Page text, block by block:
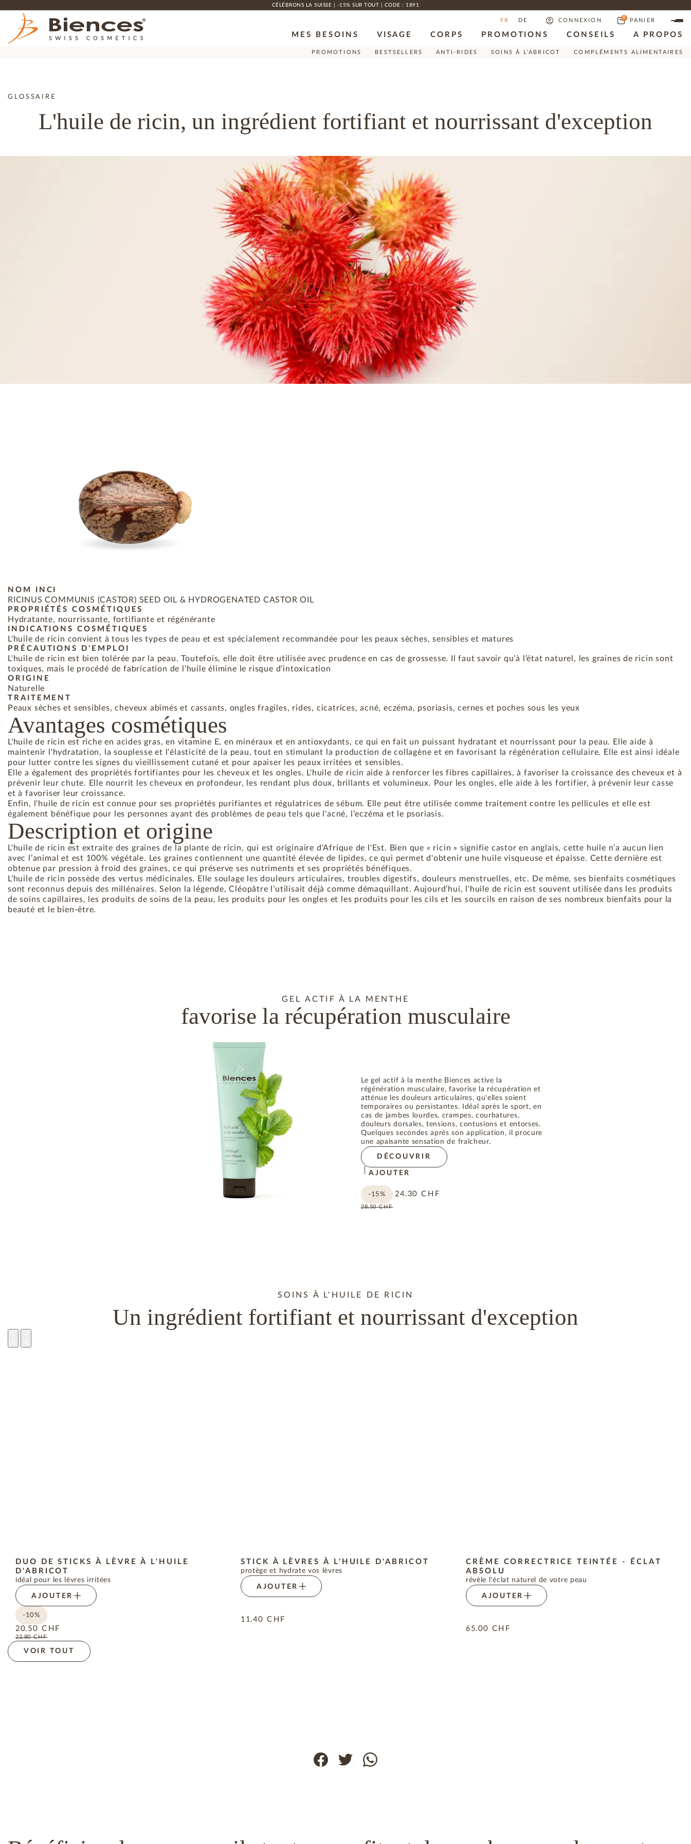
CÉLÉBRONS LA SUISSE | -15% SUR TOUT | CODE : 1891
FR DE CONNEXION 0 PANIER
MES BESOINS VISAGE CORPS PROMOTIONS CONSEILS A PROPOS
PROMOTIONS BESTSELLERS ANTI-RIDES SOINS À L'ABRICOT COMPLÉMENTS ALIMENTAIRES
GLOSSAIRE
L'huile de ricin, un ingrédient fortifiant et nourrissant d'exception
NOM INCI
RICINUS COMMUNIS (CASTOR) SEED OIL & HYDROGENATED CASTOR OIL
PROPRIÉTÉS COSMÉTIQUES
Hydratante, nourrissante, fortifiante et régénérante
INDICATIONS COSMÉTIQUES
L'huile de ricin convient à tous les types de peau et est spécialement recommandée pour les peaux sèches, sensibles et matures
PRÉCAUTIONS D'EMPLOI
L'huile de ricin est bien tolérée par la peau. Toutefois, elle doit être utilisée avec prudence en cas de grossesse. Il faut savoir qu’à l’état naturel, les graines de ricin sont
toxiques, mais le procédé de fabrication de l’huile élimine le risque d’intoxication
ORIGINE
Naturelle
TRAITEMENT
Peaux sèches et sensibles, cheveux abîmés et cassants, ongles fragiles, rides, cicatrices, acné, eczéma, psoriasis, cernes et poches sous les yeux
Avantages cosmétiques
L'huile de ricin est riche en acides gras, en vitamine E, en minéraux et en antioxydants, ce qui en fait un puissant hydratant et nourrissant pour la peau. Elle aide à
maintenir l'hydratation, la souplesse et l'élasticité de la peau, tout en stimulant la production de collagène et en favorisant la régénération cellulaire. Elle est ainsi idéale
pour lutter contre les signes du vieillissement cutané et pour apaiser les peaux irritées et sensibles.
Elle a également des propriétés fortifiantes pour les cheveux et les ongles. L'huile de ricin aide à renforcer les fibres capillaires, à favoriser la croissance des cheveux et à
prévenir leur chute. Elle nourrit les cheveux en profondeur, les rendant plus doux, brillants et volumineux. Pour les ongles, elle aide à les fortifier, à prévenir leur casse
et à favoriser leur croissance.
Enfin, l'huile de ricin est connue pour ses propriétés purifiantes et régulatrices de sébum. Elle peut être utilisée comme traitement contre les pellicules et elle est
également bénéfique pour les personnes ayant des problèmes de peau tels que l'acné, l'eczéma et le psoriasis.
Description et origine
L'huile de ricin est extraite des graines de la plante de ricin, qui est originaire d'Afrique de l'Est. Bien que « ricin » signifie castor en anglais, cette huile n’a aucun lien
avec l’animal et est 100% végétale. Les graines contiennent une quantité élevée de lipides, ce qui permet d'obtenir une huile visqueuse et épaisse. Cette dernière est
obtenue par pression à froid des graines, ce qui préserve ses nutriments et ses propriétés bénéfiques.
L’huile de ricin possède des vertus médicinales. Elle soulage les douleurs articulaires, troubles digestifs, douleurs menstruelles, etc. De même, ses bienfaits cosmétiques
sont reconnus depuis des millénaires. Selon la légende, Cléopâtre l’utilisait déjà comme démaquillant. Aujourd’hui, l'huile de ricin est souvent utilisée dans les produits
de soins capillaires, les produits de soins de la peau, les produits pour les ongles et les produits pour les cils et les sourcils en raison de ses nombreux bienfaits pour la
beauté et le bien-être.
GEL ACTIF À LA MENTHE
favorise la récupération musculaire
Le gel actif à la menthe Biences active la
régénération musculaire, favorise la récupération et
atténue les douleurs articulaires, qu'elles soient
temporaires ou persistantes. Idéal après le sport, en
cas de jambes lourdes, crampes, courbatures,
douleurs dorsales, tensions, contusions et entorses.
Quelques secondes après son application, il procure
une apaisante sensation de fraîcheur.
DÉCOUVRIR
AJOUTER
-15% 24.30 CHF
28.50CHF
SOINS À L'HUILE DE RICIN
Un ingrédient fortifiant et nourrissant d'exception
DUO DE STICKS À LÈVRE À L'HUILE
D'ABRICOT
idéal pour les lèvres irritées
AJOUTER
-10%
20.50 CHF
22.80CHF
STICK À LÈVRES À L'HUILE D'ABRICOT
protège et hydrate vos lèvres
AJOUTER
11.40 CHF
CRÈME CORRECTRICE TEINTÉE - ÉCLAT
ABSOLU
révèle l'éclat naturel de votre peau
AJOUTER
65.00 CHF
VOIR TOUT